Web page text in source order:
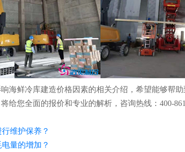
鲜冷库建造价格因素的相关介绍，希望能够帮助
给您全面的报价和专业的解析，咨询热线：400-
维护保养？
量的增加？